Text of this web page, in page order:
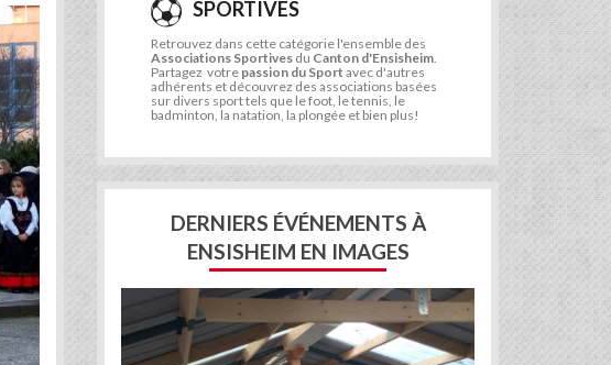
SPORTIVES
Retrouvez dans cette catégorie l'ensemble des
Associations Sportives du Canton d'Ensisheim.
Partagez votre passion du Sport avec d'autres
adhérents et découvrez des associations basées
sur divers sport tels que le foot, le tennis, le
badminton, la natation, la plongée et bien plus!
DERNIERS ÉVÉNEMENTS À
ENSISHEIM EN IMAGES